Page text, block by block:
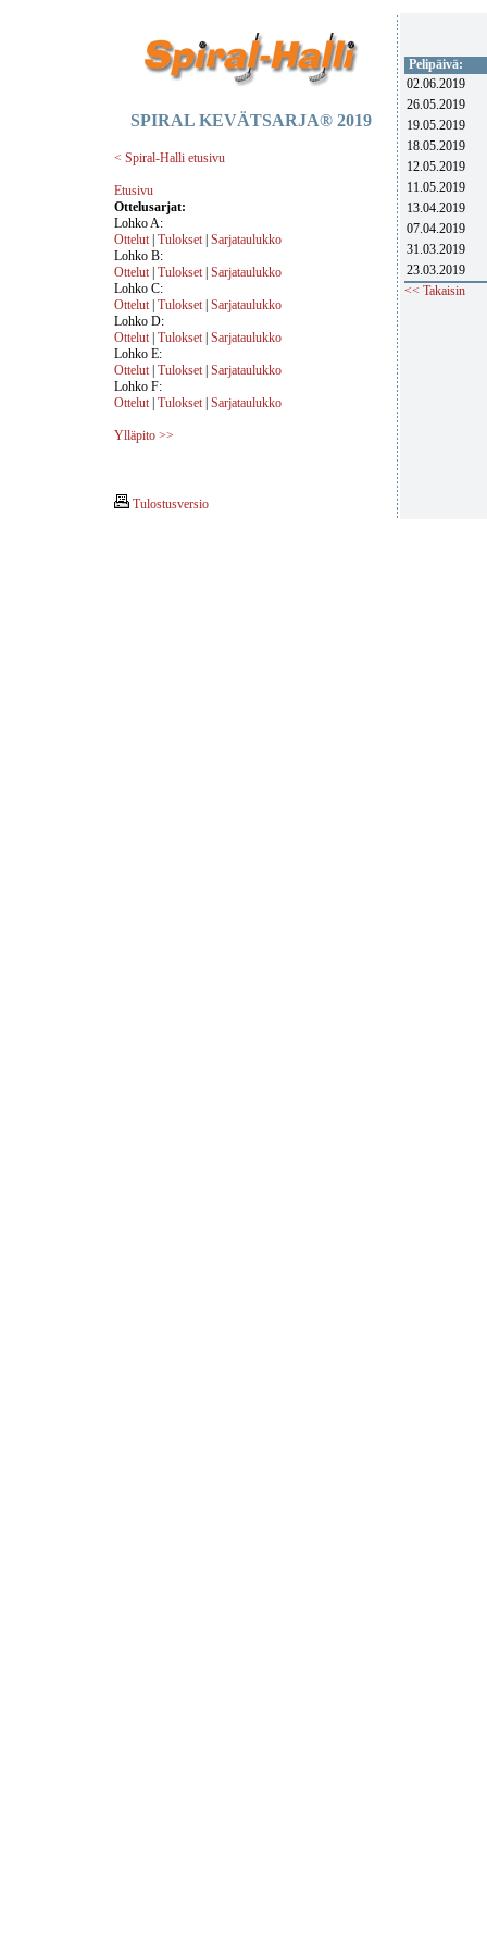
SPIRAL KEVÄTSARJA® 2019
< Spiral-Halli etusivu
Etusivu
Ottelusarjat:
Lohko A:
Ottelut | Tulokset | Sarjataulukko
Lohko B:
Ottelut | Tulokset | Sarjataulukko
Lohko C:
Ottelut | Tulokset | Sarjataulukko
Lohko D:
Ottelut | Tulokset | Sarjataulukko
Lohko E:
Ottelut | Tulokset | Sarjataulukko
Lohko F:
Ottelut | Tulokset | Sarjataulukko
Ylläpito >>
Tulostusversio
Pelipäivä:
02.06.2019
26.05.2019
19.05.2019
18.05.2019
12.05.2019
11.05.2019
13.04.2019
07.04.2019
31.03.2019
23.03.2019
<< Takaisin